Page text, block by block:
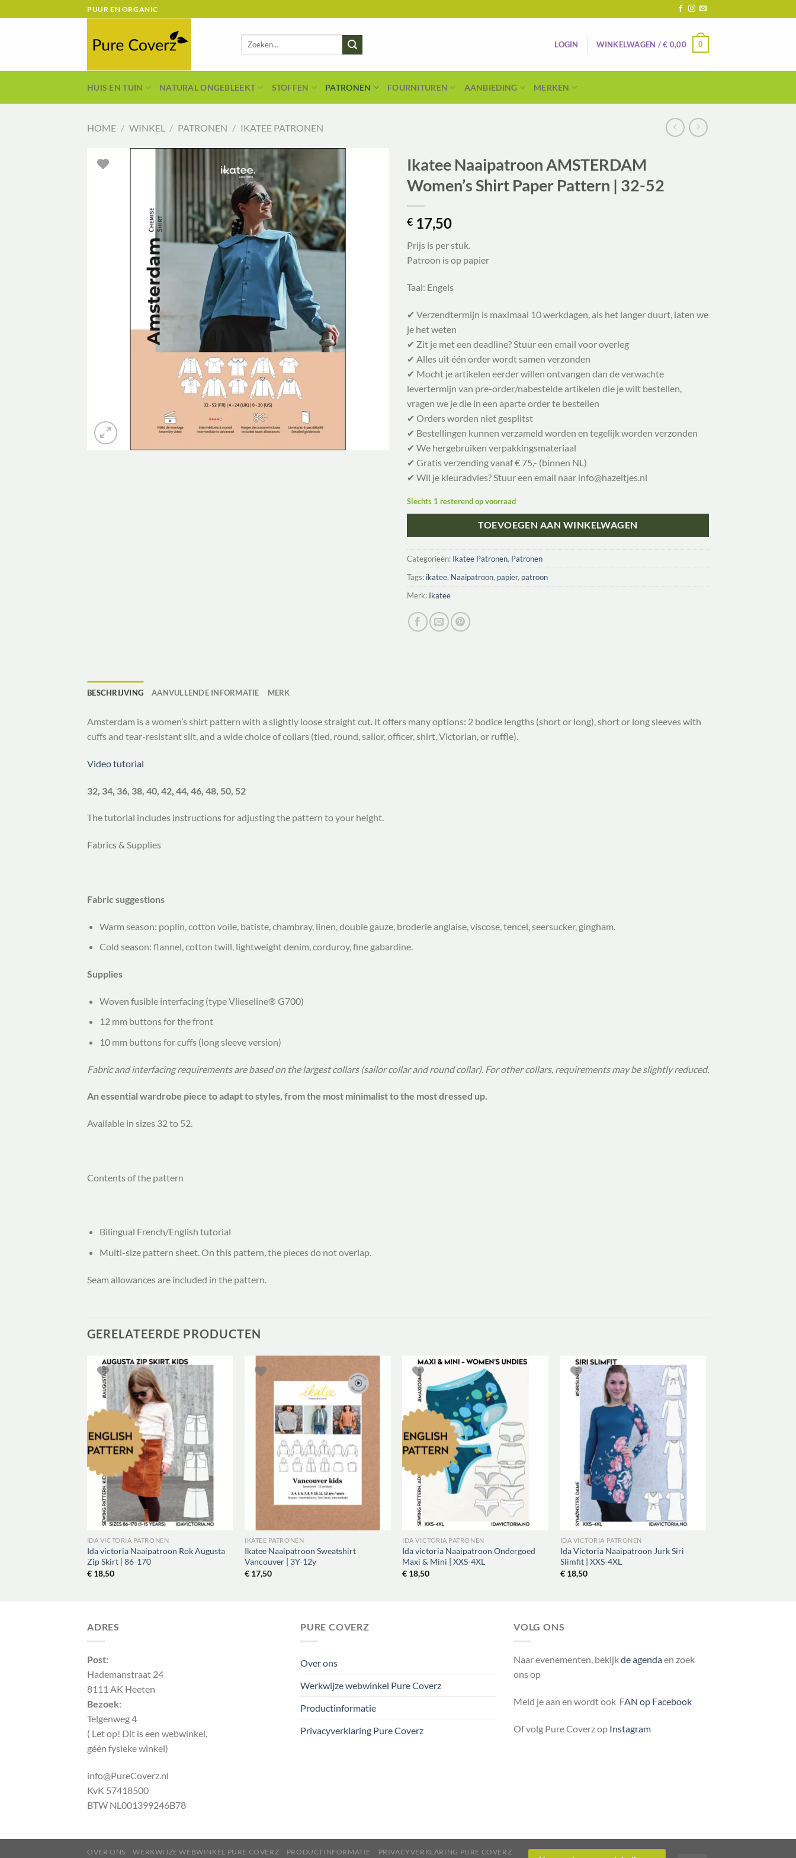
naar
PUUR EN ORGANIC
Zoeken
LOGIN WINKELWAGEN /€ 0,00 0
HUIS EN TUIN NATURAL ONGEBLEEKT STOFFEN PATRONEN FOURNITUREN AANBIEDING MERKEN
HOME / WINKEL / PATRONEN / IKATEE PATRONEN
Ikatee Naaipatroon AMSTERDAM
Women’s Shirt Paper Pattern | 32-52
€ 17,50
Prijs is per stuk.
Patroon is op papier
Taal: Engels
✔ Verzendtermijn is maximaal 10 werkdagen, als het langer duurt, laten we
je het weten
✔ Zit je met een deadline? Stuur een email voor overleg
✔ Alles uit één order wordt samen verzonden
✔ Mocht je artikelen eerder willen ontvangen dan de verwachte
levertermijn van pre-order/nabestelde artikelen die je wilt bestellen,
vragen we je die in een aparte order te bestellen
✔ Orders worden niet gesplitst
✔ Bestellingen kunnen verzameld worden en tegelijk worden verzonden
✔ We hergebruiken verpakkingsmateriaal
✔ Gratis verzending vanaf € 75,- (binnen NL)
✔ Wil je kleuradvies? Stuur een email naar info@hazeltjes.nl
Slechts 1 resterend op voorraad
TOEVOEGEN AAN WINKELWAGEN
Categorieën: Ikatee Patronen, Patronen
Tags: ikatee, Naaipatroon, papier, patroon
Merk: Ikatee
BESCHRIJVING AANVULLENDE INFORMATIE MERK
Amsterdam is a women’s shirt pattern with a slightly loose straight cut. It offers many options: 2 bodice lengths (short or long), short or long sleeves with
cuffs and tear-resistant slit, and a wide choice of collars (tied, round, sailor, officer, shirt, Victorian, or ruffle).
Video tutorial
32, 34, 36, 38, 40, 42, 44, 46, 48, 50, 52
The tutorial includes instructions for adjusting the pattern to your height.
Fabrics & Supplies
Fabric suggestions
Warm season: poplin, cotton voile, batiste, chambray, linen, double gauze, broderie anglaise, viscose, tencel, seersucker, gingham.
Cold season: flannel, cotton twill, lightweight denim, corduroy, fine gabardine.
Supplies
Woven fusible interfacing (type Vlieseline® G700)
12 mm buttons for the front
10 mm buttons for cuffs (long sleeve version)
Fabric and interfacing requirements are based on the largest collars (sailor collar and round collar). For other collars, requirements may be slightly reduced.
An essential wardrobe piece to adapt to styles, from the most minimalist to the most dressed up.
Available in sizes 32 to 52.
Contents of the pattern
Bilingual French/English tutorial
Multi-size pattern sheet. On this pattern, the pieces do not overlap.
Seam allowances are included in the pattern.
GERELATEERDE PRODUCTEN
IDA VICTORIA PATRONEN
Ida victoria Naaipatroon Rok Augusta
Zip Skirt | 86-170
€18,50
IKATEE PATRONEN
Ikatee Naaipatroon Sweatshirt
Vancouver | 3Y-12y
€ 17,50
IDA VICTORIA PATRONEN
Ida victoria Naaipatroon Ondergoed
Maxi & Mini | XXS-4XL
€ 18,50
IDA VICTORIA PATRONEN
Ida Victoria Naaipatroon Jurk Siri
Slimfit | XXS-4XL
€18,50
ADRES
Post:
Hademanstraat 24
8111 AK Heeten
Bezoek:
Telgenweg 4
( Let op! Dit is een webwinkel,
géén fysieke winkel)
info@PureCoverz.nl
KvK 57418500
BTW NL001399246B78
PURE COVERZ
Over ons
Werkwijze webwinkel Pure Coverz
Productinformatie
Privacyverklaring Pure Coverz
VOLG ONS
Naar evenementen, bekijkde agendaen zoek
ons op
Meld je aan en wordt ook FAN op Facebook
Of volg Pure Coverz op Instagram
OVER ONS WERKWIJZE WEBWINKEL PURE COVERZ PRODUCTINFORMATIE PRIVACYVERKLARING PURE COVERZ